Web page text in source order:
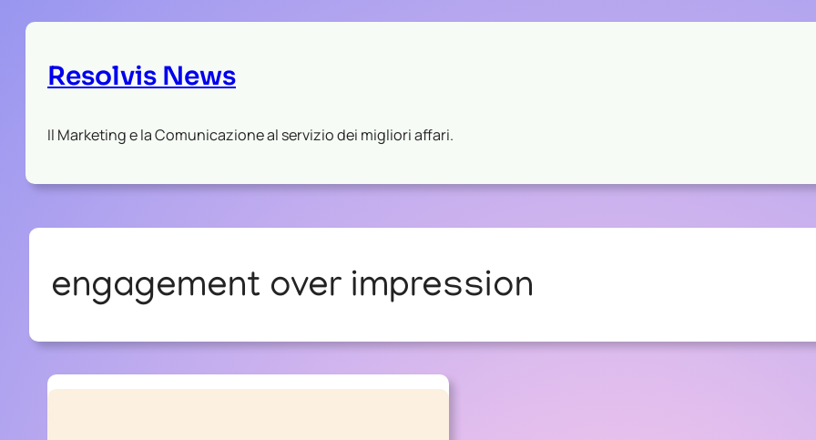
Resolvis News
Il Marketing e la Comunicazione al servizio dei migliori affari.
engagement over impression